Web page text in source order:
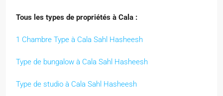
Tous les types de propriétés à Cala :
1 Chambre Type à Cala Sahl Hasheesh
Type de bungalow à Cala Sahl Hasheesh
Type de studio à Cala Sahl Hasheesh